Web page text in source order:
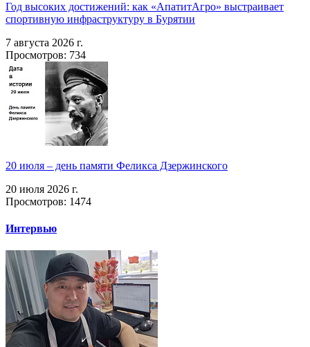
Год высоких достижений: как «АпатитАгро» выстраивает
спортивную инфраструктуру в Бурятии
7 августа 2026 г.
Просмотров: 734
20 июля – день памяти Феликса Дзержинского
20 июля 2026 г.
Просмотров: 1474
Интервью